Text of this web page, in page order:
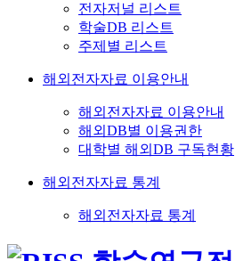
전자저널 리스트
학술DB 리스트
주제별 리스트
해외전자자료 이용안내
해외전자자료 이용안내
해외DB별 이용권한
대학별 해외DB 구독현황
해외전자자료 통계
해외전자자료 통계